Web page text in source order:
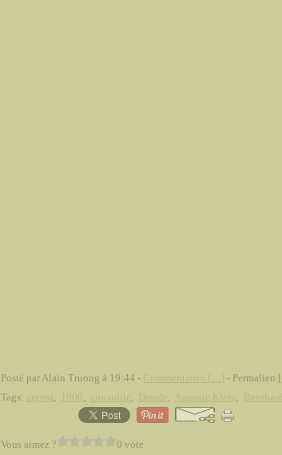
Posté par Alain Truong à 19:44 - - Permalien [
Tags:
, , , , ,
Vous aimez ? 0 vote